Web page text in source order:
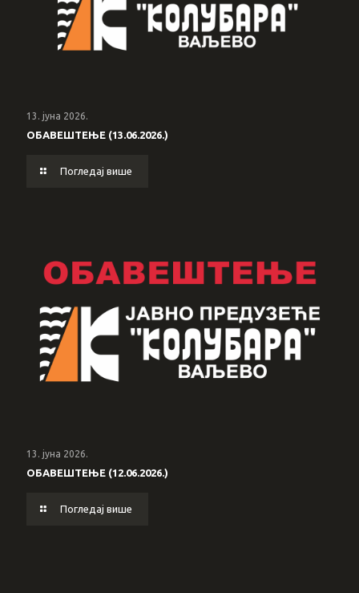
13. јуна 2026.
ОБАВЕШТЕЊЕ (13.06.2026.)
Погледај више
13. јуна 2026.
ОБАВЕШТЕЊЕ (12.06.2026.)
Погледај више